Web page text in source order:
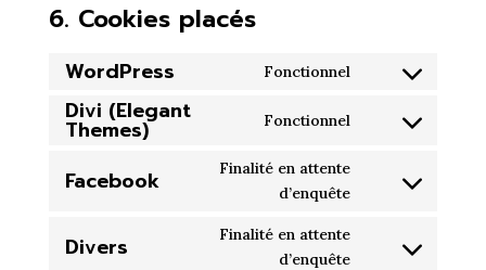
6. Cookies placés
WordPress Fonctionnel
Consent
service
Divi (Elegant
Themes) Fonctionnel
Consent
service
themes)
Facebook
Finalité en attente
d’enquête
Consent
service
Divers
Finalité en attente
d’enquête
Consent